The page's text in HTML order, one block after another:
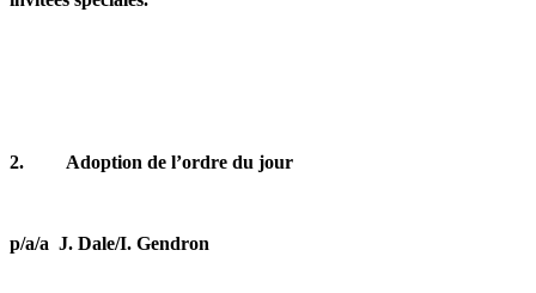
2. Adoption de l’ordre du jour
p/a/a J. Dale/I. Gendron